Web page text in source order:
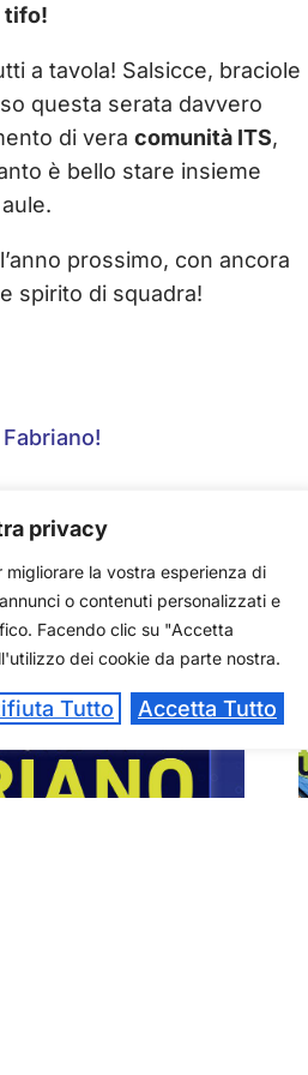
privacy
migliorare la vostra esperienza di
o contenuti personalizzati e
Facendo clic su "Accetta
dei cookie da parte nostra.
Tutto Accetta Tutto
tifo!
a tavola! Salsicce, braciole
questa serata davvero
di vera comunità ITS,
è bello stare insieme
prossimo, con ancora
spirito di squadra!